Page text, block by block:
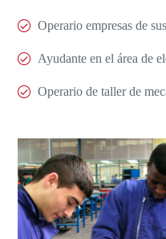
Operario empresas de
Ayudante en el área de
Operario de taller de